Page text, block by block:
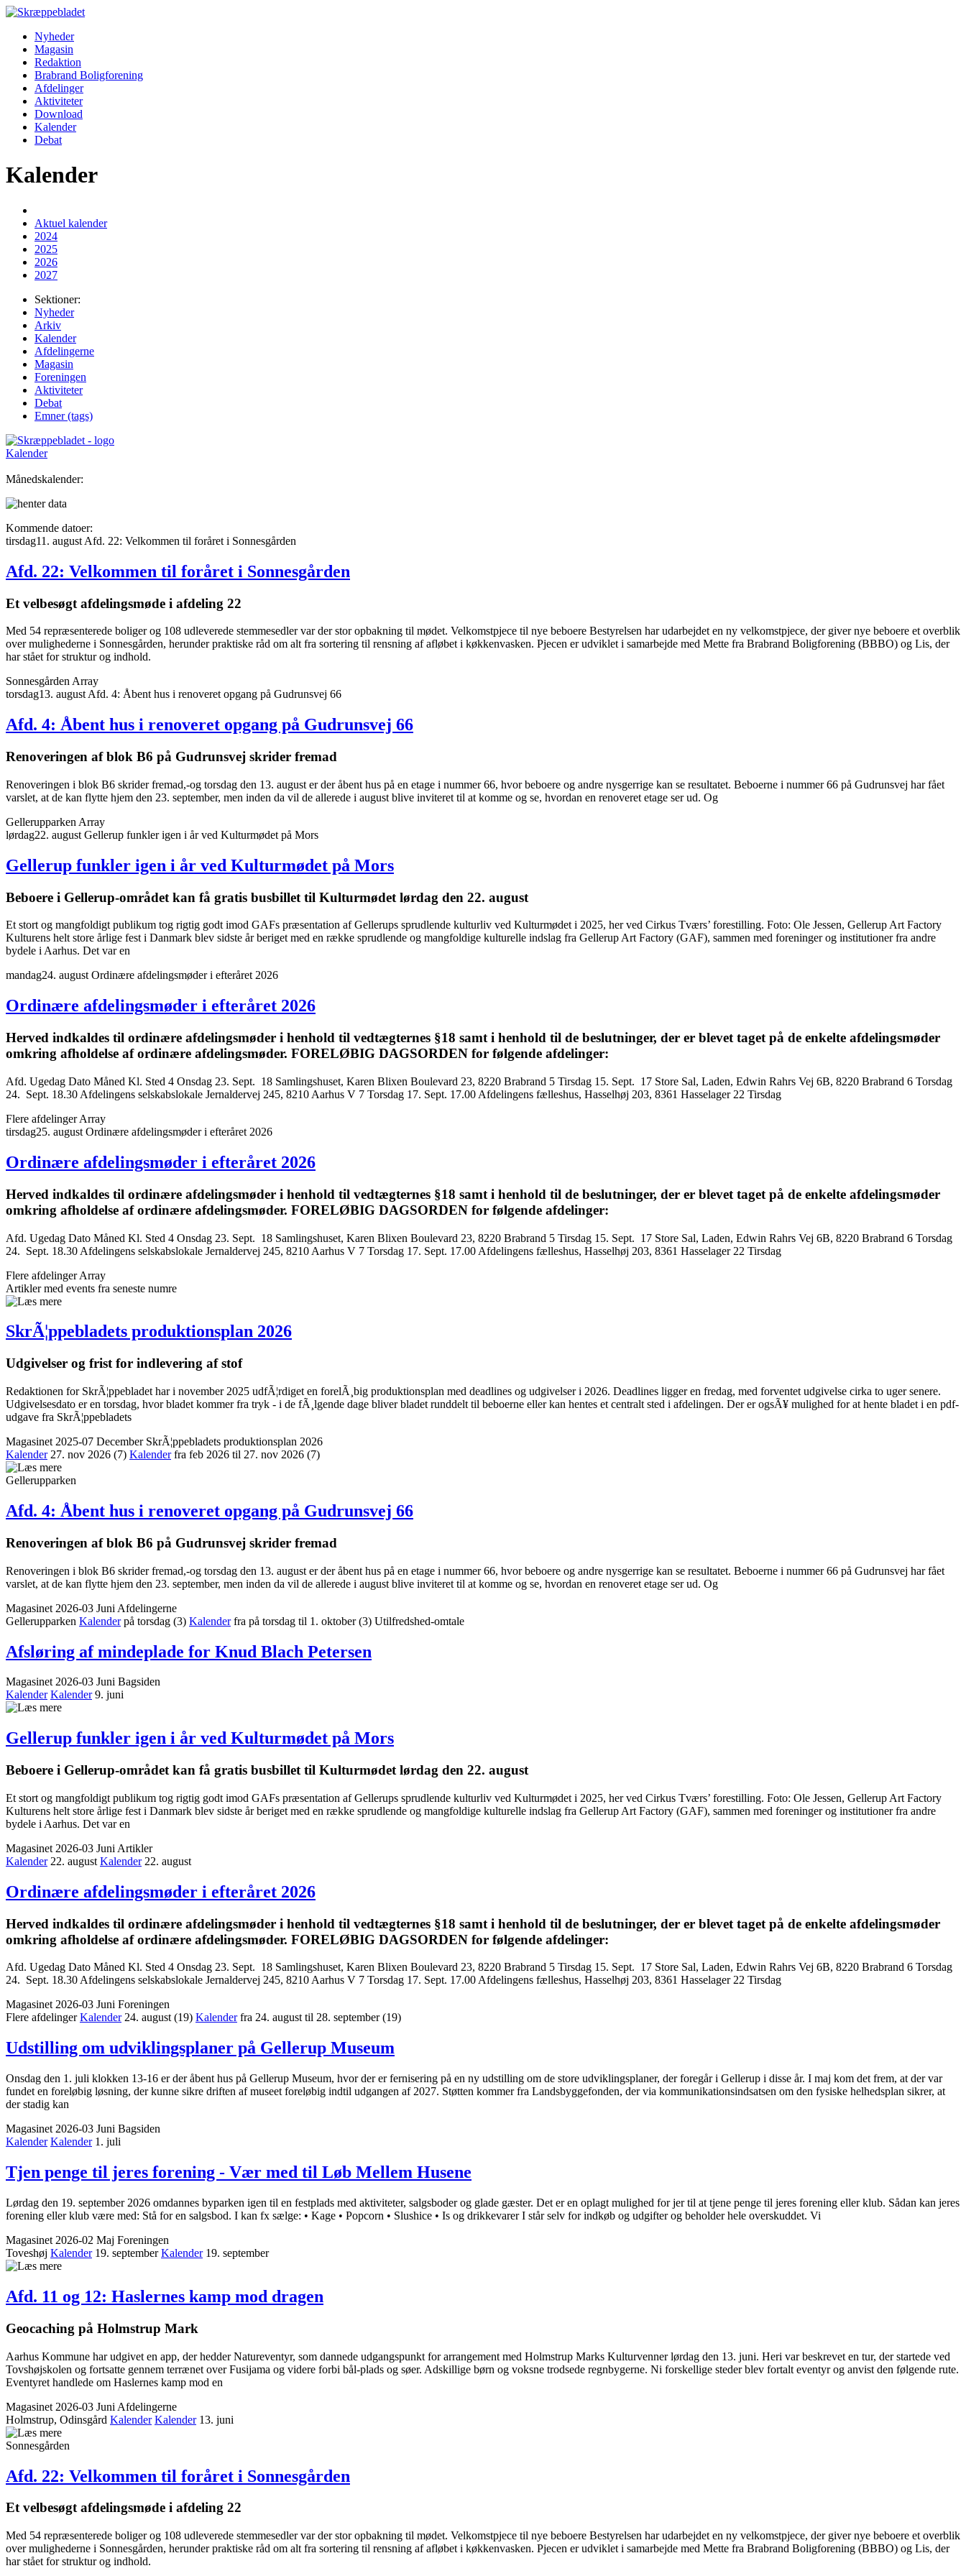
Nyheder
Magasin
Redaktion
Brabrand Boligforening
Afdelinger
Aktiviteter
Download
Kalender
Debat
Kalender
Aktuel kalender
2024
2025
2026
2027
Sektioner:
Nyheder
Arkiv
Kalender
Afdelingerne
Magasin
Foreningen
Aktiviteter
Debat
Emner (tags)
Kalender
Månedskalender:
Kommende datoer:
tirsdag11 . august Afd. 22: Velkommen til foråret i Sonnes­gården
Afd. 22: Velkommen til foråret i Sonnes­gården
Et velbesøgt afdelings­møde i afdeling 22
Med 54 repræsenterede boliger og 108 udleverede stemmesedler var der stor opbakning til mødet. Velkomstpjece til nye beboere Bestyrelsen har udarbejdet en ny velkomstpjece, der giver nye beboere et overblik
over mulighederne i Sonnesgården, herunder praktiske råd om alt fra sortering til rensning af afløbet i køkkenvasken. Pjecen er udviklet i samarbejde med Mette fra Brabrand Boligforening (BBBO) og Lis, der
har stået for struktur og indhold.
SonnesgårdenArray
torsdag13. augustAfd. 4: Åbent hus i renoveret opgang på Gudrunsvej 66
Afd. 4: Åbent hus i renoveret opgang på Gudrunsvej 66
Renove­ringen af blok B6 på Gudrunsvej skrider fremad
Renoveringen i blok B6 skrider fremad,-og torsdag den 13. august er der åbent hus på en etage i nummer 66, hvor beboere og andre nysgerrige kan se resultatet. Beboerne i nummer 66 på Gudrunsvej har fået
varslet, at de kan flytte hjem den 23. september, men inden da vil de allerede i august blive inviteret til at komme og se, hvordan en renoveret etage ser ud. Og
Gellerupparken Array
lørdag22. august Gellerup funkler igen i år ved Kulturmødet på Mors
Gellerup funkler igen i år ved Kulturmødet på Mors
Beboere i Gellerup-området kan få gratis busbillet til Kulturmødet lørdag den 22. august
Et stort og mangfoldigt publikum tog rigtig godt imod GAFs præsentation af Gellerups sprudlende kulturliv ved Kulturmødet i 2025, her ved Cirkus Tværs’ forestilling. Foto: Ole Jessen, Gellerup Art Factory
Kulturens helt store årlige fest i Danmark blev sidste år beriget med en række sprudlende og mangfoldige kulturelle indslag fra Gellerup Art Factory (GAF), sammen med foreninger og institutioner fra andre
bydele i Aarhus. Det var en
mandag24. august Ordinære afdelings­møder i efteråret 2026
Ordinære afdelings­møder i efteråret 2026
Herved indkaldes til ordinære afdelings­møder i henhold til vedtægternes §18 samt i henhold til de beslutninger, der er blevet taget på de enkelte afdelings­møder
omkring afholdelse af ordinære afdelings­møder. FORELØBIG DAGSORDEN for følgende afdelinger:
Afd. Ugedag Dato Måned Kl. Sted 4 Onsdag 23. Sept. 18 Samlingshuset, Karen Blixen Boulevard 23, 8220 Brabrand 5 Tirsdag 15. Sept. 17 Store Sal, Laden, Edwin Rahrs Vej 6B, 8220 Brabrand 6 Torsdag
24. Sept. 18.30 Afdelingens selskabslokale Jernaldervej 245, 8210 Aarhus V 7 Torsdag 17. Sept. 17.00 Afdelingens fælleshus, Hasselhøj 203, 8361 Hasselager 22 Tirsdag
Flere afdelinger Array
tirsdag25. august Ordinære afdelings­møder i efteråret 2026
Ordinære afdelings­møder i efteråret 2026
Herved indkaldes til ordinære afdelings­møder i henhold til vedtægternes §18 samt i henhold til de beslutninger, der er blevet taget på de enkelte afdelings­møder
omkring afholdelse af ordinære afdelings­møder. FORELØBIG DAGSORDEN for følgende afdelinger:
Afd. Ugedag Dato Måned Kl. Sted 4 Onsdag 23. Sept. 18 Samlingshuset, Karen Blixen Boulevard 23, 8220 Brabrand 5 Tirsdag 15. Sept. 17 Store Sal, Laden, Edwin Rahrs Vej 6B, 8220 Brabrand 6 Torsdag
24. Sept. 18.30 Afdelingens selskabslokale Jernaldervej 245, 8210 Aarhus V 7 Torsdag 17. Sept. 17.00 Afdelingens fælleshus, Hasselhøj 203, 8361 Hasselager 22 Tirsdag
Flere afdelinger Array
Artikler med events fra seneste numre
SkrÃ¦ppe­bladets produktions­plan 2026
Udgivelser og frist for indlevering af stof
Redaktionen for SkrÃ¦ppebladet har i november 2025 udfÃ¦rdiget en forelÃ¸big produktionsplan med deadlines og udgivelser i 2026. Deadlines ligger en fredag, med forventet udgivelse cirka to uger senere.
Udgivelsesdato er en torsdag, hvor bladet kommer fra tryk - i de fÃ¸lgende dage bliver bladet runddelt til beboerne eller kan hentes et centralt sted i afdelingen. Der er ogsÃ¥ mulighed for at hente bladet i en pdf-
udgave fra SkrÃ¦ppebladets
Magasinet 2025-07 December SkrÃ¦ppebladets produktionsplan 2026
Kalender27. nov 2026 (7) Kalenderfra feb 2026 til 27. nov 2026 (7)
Gellerupparken
Afd. 4: Åbent hus i renoveret opgang på Gudrunsvej 66
Renove­ringen af blok B6 på Gudrunsvej skrider fremad
Renoveringen i blok B6 skrider fremad,-og torsdag den 13. august er der åbent hus på en etage i nummer 66, hvor beboere og andre nysgerrige kan se resultatet. Beboerne i nummer 66 på Gudrunsvej har fået
varslet, at de kan flytte hjem den 23. september, men inden da vil de allerede i august blive inviteret til at komme og se, hvordan en renoveret etage ser ud. Og
Magasinet 2026-03 Juni Afdelingerne
Gellerupparken Kalenderpå torsdag (3) Kalenderfra på torsdag til 1. oktober(3) Utilfredshed-omtale
Afsløring af mindeplade for Knud Blach Petersen
Magasinet 2026-03 Juni Bagsiden
Kalender Kalender9. juni
Gellerup funkler igen i år ved Kulturmødet på Mors
Beboere i Gellerup-området kan få gratis busbillet til Kulturmødet lørdag den 22. august
Et stort og mangfoldigt publikum tog rigtig godt imod GAFs præsentation af Gellerups sprudlende kulturliv ved Kulturmødet i 2025, her ved Cirkus Tværs’ forestilling. Foto: Ole Jessen, Gellerup Art Factory
Kulturens helt store årlige fest i Danmark blev sidste år beriget med en række sprudlende og mangfoldige kulturelle indslag fra Gellerup Art Factory (GAF), sammen med foreninger og institutioner fra andre
bydele i Aarhus. Det var en
Magasinet 2026-03 Juni Artikler
Kalender22. august Kalender22. august
Ordinære afdelings­møder i efteråret 2026
Herved indkaldes til ordinære afdelings­møder i henhold til vedtægternes §18 samt i henhold til de beslutninger, der er blevet taget på de enkelte afdelings­møder
omkring afholdelse af ordinære afdelings­møder. FORELØBIG DAGSORDEN for følgende afdelinger:
Afd. Ugedag Dato Måned Kl. Sted 4 Onsdag 23. Sept. 18 Samlingshuset, Karen Blixen Boulevard 23, 8220 Brabrand 5 Tirsdag 15. Sept. 17 Store Sal, Laden, Edwin Rahrs Vej 6B, 8220 Brabrand 6 Torsdag
24. Sept. 18.30 Afdelingens selskabslokale Jernaldervej 245, 8210 Aarhus V 7 Torsdag 17. Sept. 17.00 Afdelingens fælleshus, Hasselhøj 203, 8361 Hasselager 22 Tirsdag
Magasinet 2026-03 Juni Foreningen
Flere afdelinger Kalender24. august(19) Kalenderfra 24. august til 28. september(19)
Udstilling om udviklings­planer på Gellerup Museum
Onsdag den 1. juli klokken 13-16 er der åbent hus på Gellerup Museum, hvor der er fernisering på en ny udstilling om de store udviklingsplaner, der foregår i Gellerup i disse år. I maj kom det frem, at der var
fundet en foreløbig løsning, der kunne sikre driften af museet foreløbig indtil udgangen af 2027. Støtten kommer fra Landsbyggefonden, der via kommunikationsindsatsen om den fysiske helhedsplan sikrer, at
der stadig kan
Magasinet 2026-03 Juni Bagsiden
Kalender Kalender1. juli
Tjen penge til jeres forening - Vær med til Løb Mellem Husene
Lørdag den 19. september 2026 omdannes byparken igen til en festplads med aktiviteter, salgsboder og glade gæster. Det er en oplagt mulighed for jer til at tjene penge til jeres forening eller klub. Sådan kan jeres
forening eller klub være med: Stå for en salgsbod. I kan fx sælge: • Kage • Popcorn • Slushice • Is og drikkevarer I står selv for indkøb og udgifter og beholder hele overskuddet. Vi
Magasinet 2026-02 Maj Foreningen
Toveshøj Kalender19. september Kalender19. september
Afd. 11 og 12: Haslernes kamp mod dragen
Geocaching på Holmstrup Mark
Aarhus Kommune har udgivet en app, der hedder Natureventyr, som dannede udgangspunkt for arrangement med Holmstrup Marks Kulturvenner lørdag den 13. juni. Heri var beskrevet en tur, der startede ved
Tovshøjskolen og fortsatte gennem terrænet over Fusijama og videre forbi bål-plads og søer. Adskillige børn og voksne trodsede regnbygerne. Ni forskellige steder blev fortalt eventyr og anvist den følgende rute.
Eventyret handlede om Haslernes kamp mod en
Magasinet 2026-03 Juni Afdelingerne
Holmstrup, Odinsgård Kalender Kalender13. juni
Sonnesgården
Afd. 22: Velkommen til foråret i Sonnes­gården
Et velbesøgt afdelings­møde i afdeling 22
Med 54 repræsenterede boliger og 108 udleverede stemmesedler var der stor opbakning til mødet. Velkomstpjece til nye beboere Bestyrelsen har udarbejdet en ny velkomstpjece, der giver nye beboere et overblik
over mulighederne i Sonnesgården, herunder praktiske råd om alt fra sortering til rensning af afløbet i køkkenvasken. Pjecen er udviklet i samarbejde med Mette fra Brabrand Boligforening (BBBO) og Lis, der
har stået for struktur og indhold.